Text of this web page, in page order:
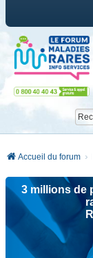
Accueil du forum
3 millions de